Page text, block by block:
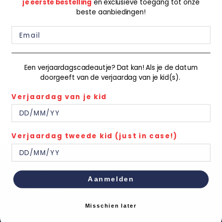
BINGO-G-15-F
€22,50Normale
prijs
€44,99
Algemene voorwaarden
beste aanbiedingen!
Een verjaardagscadeautje? Dat kan! Als je de datum
doorgeeft van de verjaardag van je kid(s).
Verjaardag van je kid
Verjaardag tweede kid (just in case!)
Aanmelden
Misschien later